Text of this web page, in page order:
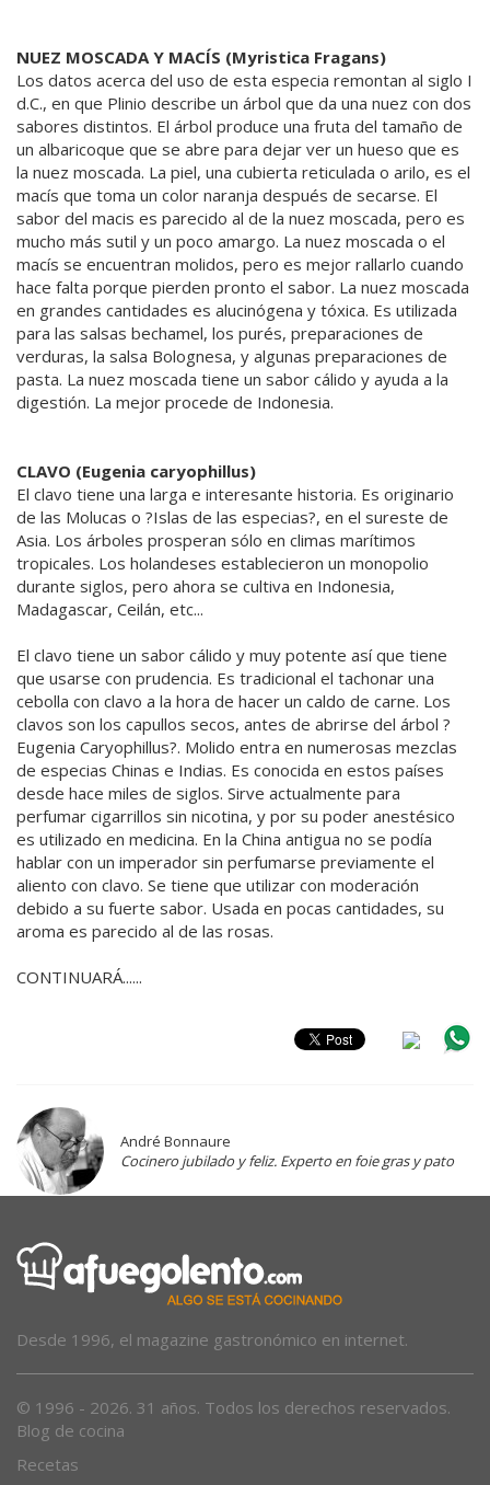
NUEZ MOSCADA Y MACÍS (Myristica Fragans)
Los datos acerca del uso de esta especia remontan al siglo I
d.C., en que Plinio describe un árbol que da una nuez con dos
sabores distintos. El árbol produce una fruta del tamaño de
un albaricoque que se abre para dejar ver un hueso que es
la nuez moscada. La piel, una cubierta reticulada o arilo, es el
macís que toma un color naranja después de secarse. El
sabor del macis es parecido al de la nuez moscada, pero es
mucho más sutil y un poco amargo. La nuez moscada o el
macís se encuentran molidos, pero es mejor rallarlo cuando
hace falta porque pierden pronto el sabor. La nuez moscada
en grandes cantidades es alucinógena y tóxica. Es utilizada
para las salsas bechamel, los purés, preparaciones de
verduras, la salsa Bolognesa, y algunas preparaciones de
pasta. La nuez moscada tiene un sabor cálido y ayuda a la
digestión. La mejor procede de Indonesia.
CLAVO (Eugenia caryophillus)
El clavo tiene una larga e interesante historia. Es originario
de las Molucas o ?Islas de las especias?, en el sureste de
Asia. Los árboles prosperan sólo en climas marítimos
tropicales. Los holandeses establecieron un monopolio
durante siglos, pero ahora se cultiva en Indonesia,
Madagascar, Ceilán, etc...
El clavo tiene un sabor cálido y muy potente así que tiene
que usarse con prudencia. Es tradicional el tachonar una
cebolla con clavo a la hora de hacer un caldo de carne. Los
clavos son los capullos secos, antes de abrirse del árbol ?
Eugenia Caryophillus?. Molido entra en numerosas mezclas
de especias Chinas e Indias. Es conocida en estos países
desde hace miles de siglos. Sirve actualmente para
perfumar cigarrillos sin nicotina, y por su poder anestésico
es utilizado en medicina. En la China antigua no se podía
hablar con un imperador sin perfumarse previamente el
aliento con clavo. Se tiene que utilizar con moderación
debido a su fuerte sabor. Usada en pocas cantidades, su
aroma es parecido al de las rosas.
CONTINUARÁ......
André Bonnaure
Cocinero jubilado y feliz. Experto en foie gras y pato
Desde 1996, el magazine gastronómico en internet.
© 1996 - 2026. 31 años. Todos los derechos reservados.
Blog de cocina
Recetas